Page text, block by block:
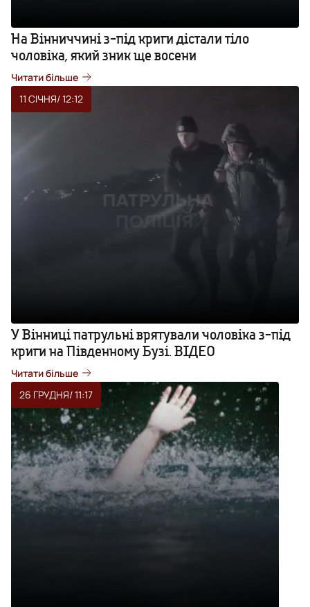
На Вінниччині з-під криги дістали тіло
чоловіка, який зник ще восени
Читати більше
11 СІЧНЯ/ 12:12
У Вінниці патрульні врятували чоловіка з-під
криги на Південному Бузі. ВІДЕО
Читати більше
26 ГРУДНЯ/ 11:17